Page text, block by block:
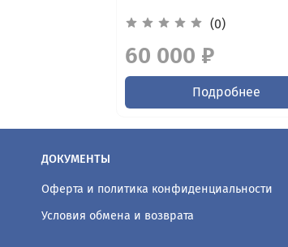
(0)
60 000 ₽
Подробнее
ДОКУМЕНТЫ
Оферта и политика конфиденциальности
Условия обмена и возврата